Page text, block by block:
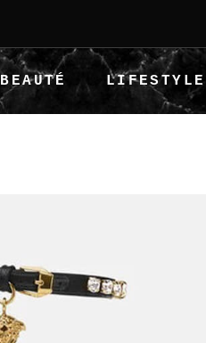
BEAUTÉ LIFESTYLE